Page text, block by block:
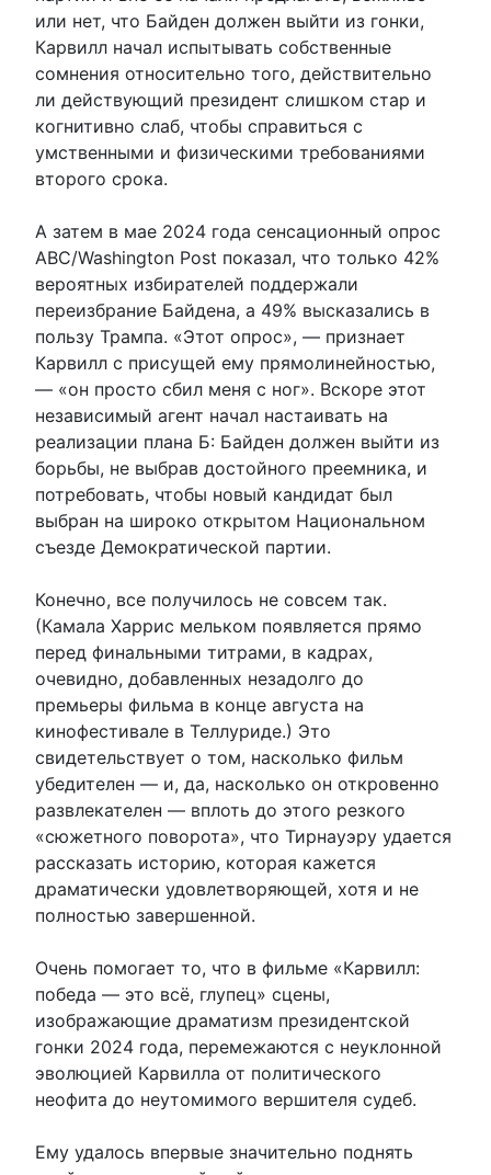
или нет, что Байден должен выйти из гонки,
Карвилл начал испытывать собственные
сомнения относительно того, действительно
ли действующий президент слишком стар и
когнитивно слаб, чтобы справиться с
умственными и физическими требованиями
второго срока.
А затем в мае 2024 года сенсационный опрос
ABC/Washington Post показал, что только 42%
вероятных избирателей поддержали
переизбрание Байдена, а 49% высказались в
пользу Трампа. «Этот опрос», — признает
Карвилл с присущей ему прямолинейностью,
— «он просто сбил меня с ног». Вскоре этот
независимый агент начал настаивать на
реализации плана Б: Байден должен выйти из
борьбы, не выбрав достойного преемника, и
потребовать, чтобы новый кандидат был
выбран на широко открытом Национальном
съезде Демократической партии.
Конечно, все получилось не совсем так.
(Камала Харрис мельком появляется прямо
перед финальными титрами, в кадрах,
очевидно, добавленных незадолго до
премьеры фильма в конце августа на
кинофестивале в Теллуриде.) Это
свидетельствует о том, насколько фильм
убедителен — и, да, насколько он откровенно
развлекателен — вплоть до этого резкого
«сюжетного поворота», что Тирнауэру удается
рассказать историю, которая кажется
драматически удовлетворяющей, хотя и не
полностью завершенной.
Очень помогает то, что в фильме «Карвилл:
победа — это всё, глупец» сцены,
изображающие драматизм президентской
гонки 2024 года, перемежаются с неуклонной
эволюцией Карвилла от политического
неофита до неутомимого вершителя судеб.
Ему удалось впервые значительно поднять